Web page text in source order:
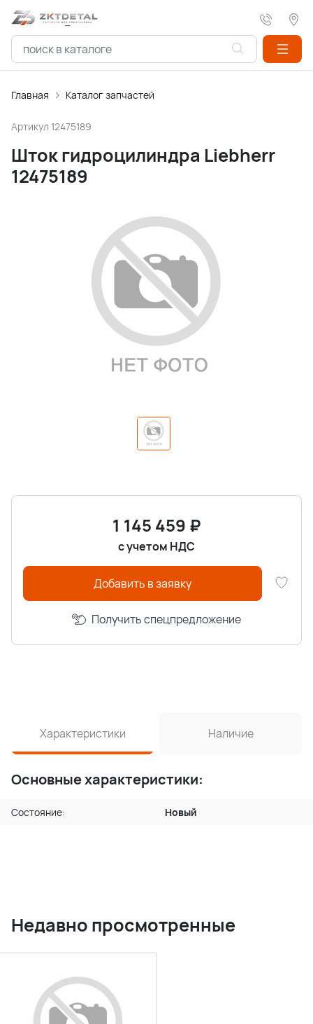
Главная Каталог запчастей
Артикул 12475189
Шток гидроцилиндра Liebherr
12475189
1 145 459 ₽
с учетом НДС
Добавить в заявку
Получить спецпредложение
Характеристики Наличие
Основные характеристики:
Состояние: Новый
Недавно просмотренные